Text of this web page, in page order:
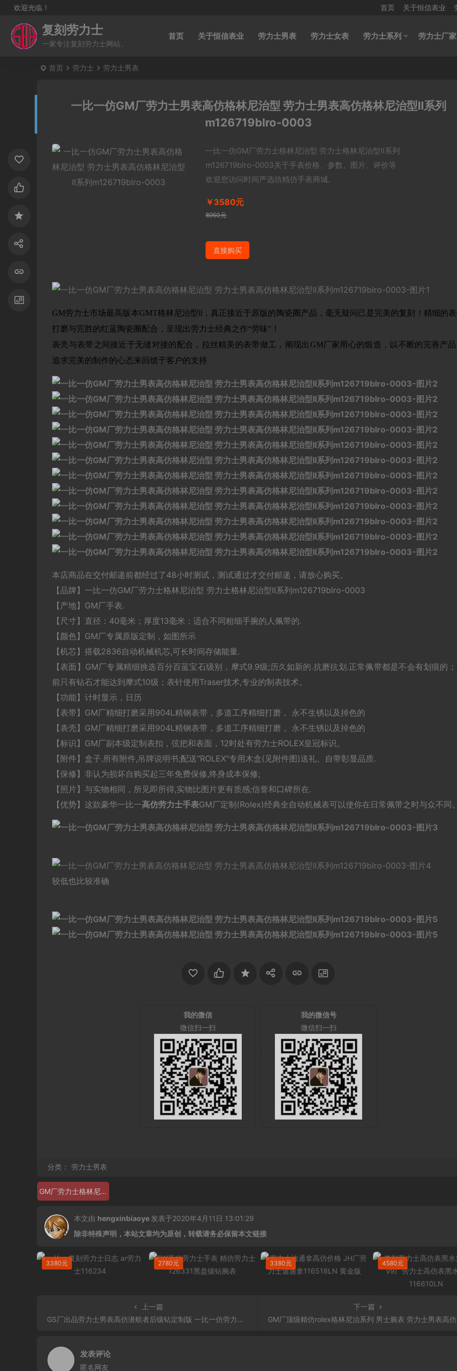
欢迎光临！ 首页 关于恒信表业
复刻劳力士
一家专注复刻劳力士网站。
首页 关于恒信表业 劳力士男表 劳力士女表 劳力士系列 劳力士厂家
首页 劳力士 劳力士男表
一比一仿GM厂劳力士男表高仿格林尼治型 劳力士男表高仿格林尼治型II系列
m126719blro-0003
一比一仿GM厂劳力士格林尼治型 劳力士格林尼治型II系列
m126719blro-0003关于手表价格、参数、图片、评价等
欢迎您访问时间严选坊精仿手表商城。
￥3580元
8950元
直接购买
GM劳力士市场最高版本GMT格林尼治型ll，真正接近于原版的陶瓷圈产品，毫无疑问己是完美的复刻！精细的
打磨与完胜的红蓝陶瓷圈配合，呈现出劳力士经典之作“劳味”！
表壳与表带之间接近于无缝对接的配合，拉丝精美的表带做工，阐现出GM厂家用心的煅造，以不断的完善产品
追求完美的制作的心态来回馈于客户的支持
本店商品在交付邮递前都经过了48小时测试，测试通过才交付邮递，请放心购买。
【品牌】一比一仿GM厂劳力士格林尼治型 劳力士格林尼治型II系列m126719blro-0003
【产地】GM厂手表.
【尺寸】直径：40毫米；厚度13毫米；适合不同粗细手腕的人佩带的.
【颜色】GM厂专属原版定制，如图所示
【机芯】搭载2836自动机械机芯,可长时间存储能量.
【表面】GM厂专属精细挑选百分百蓝宝石级别，摩式9.9级;历久如新的.抗磨抗划.正常佩带都是不会有划痕的；
前只有钻石才能达到摩式10级；表针使用Traser技术,专业的制表技术。
【功能】计时显示，日历
【表带】GM厂精细打磨采用904L精钢表带，多道工序精细打磨， 永不生锈以及掉色的
【表壳】GM厂精细打磨采用904L精钢表带，多道工序精细打磨， 永不生锈以及掉色的
【标识】GM厂副本级定制表扣，弦把和表面，12时处有劳力士ROLEX皇冠标识。
【附件】盒子.所有附件,吊牌说明书;配送"ROLEX"专用木盒(见附件图)送礼、自带彰显品质.
【保修】非认为损坏自购买起三年免费保修,终身成本保修;
【照片】与实物相同，所见即所得,实物比图片更有质感;信誉和口碑所在.
【优势】这款豪华一比一高仿劳力士手表GM厂定制(Rolex)经典全自动机械表可以使你在日常佩带之时与众不同。
较低也比较准确
我的微信
微信扫一扫
我的微信号
微信扫一扫
分类： 劳力士男表
GM厂劳力士格林尼治型 劳力士126719blro-0003
本文由 hengxinbiaoye 发表于2020年4月11日 13:01:29
除非特殊声明，本站文章均为原创，转载请务必保留本文链接
3380元 2780元 3380元 4580元
上一篇
GS厂出品劳力士男表高仿潜航者后镶钻定制版 一比一仿劳力士男表高仿潜航者男表 黑面
下一篇
GM厂顶级精仿rolex格林尼治系列 男士腕表 劳力士男表高仿格林尼治型 II红黑可乐圈黑面男表16710Coke
发表评论
匿名网友